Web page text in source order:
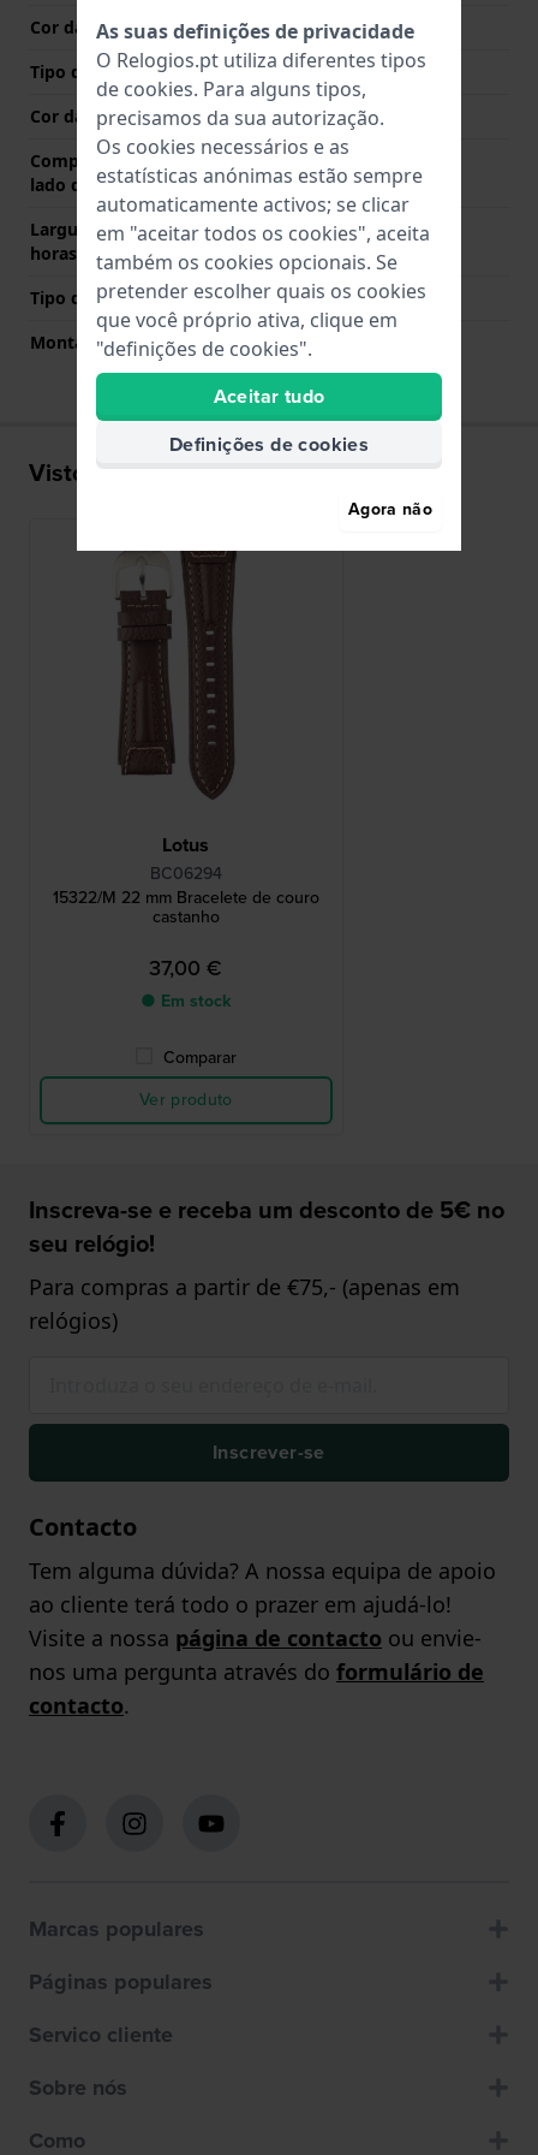
Cor das costuras
Branco
Tipo de Fecho
Fecho
Cor da fivela
Prata
Comprimento de banda no
lado das 12 horas
80 mm
Largura de banda lado 6
horas (mm)
120 mm
Tipo de montagem
Pinos de pressão
Montagem Reta
Não
Visto recentemente
Lotus
BC06294
15322/M 22 mm Bracelete de couro
castanho
37,00 €
● Em stock
Comparar
Ver produto
Inscreva-se e receba um desconto de 5€ no
seu relógio!
Para compras a partir de €75,- (apenas em
relógios)
Inscrever-se
Contacto
Tem alguma dúvida? A nossa equipa de apoio
ao cliente terá todo o prazer em ajudá-lo!
Visite a nossa página de contacto ou envie-
nos uma pergunta através do formulário de
contacto.
Marcas populares
Páginas populares
Servico cliente
Sobre nós
Como
As suas definições de privacidade
O Relogios.pt utiliza diferentes tipos
de cookies. Para alguns tipos,
precisamos da sua autorização.
Os cookies necessários e as
estatísticas anónimas estão sempre
automaticamente activos; se clicar
em "aceitar todos os cookies", aceita
também os cookies opcionais. Se
pretender escolher quais os cookies
que você próprio ativa, clique em
"definições de cookies".
Aceitar tudo
Definições de cookies
Agora não